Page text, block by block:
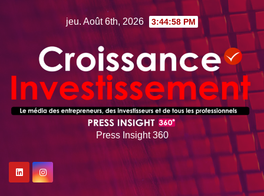
jeu. Août 6th, 2026 3:44:59 PM
Press Insight 360